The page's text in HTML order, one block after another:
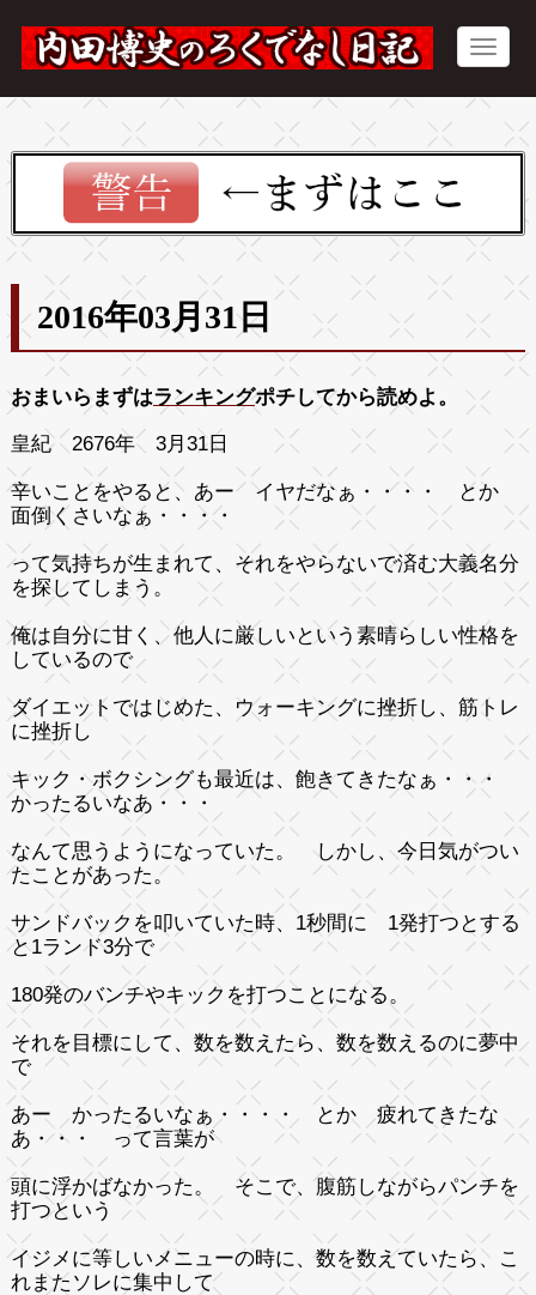
2016年03月31日
おまいらまずはランキングポチしてから読めよ。
皇紀 2676年 3月31日
辛いことをやると、あー イヤだなぁ・・・・ とか
面倒くさいなぁ・・・・
って気持ちが生まれて、それをやらないで済む大義名分
を探してしまう。
俺は自分に甘く、他人に厳しいという素晴らしい性格を
しているので
ダイエットではじめた、ウォーキングに挫折し、筋トレ
に挫折し
キック・ボクシングも最近は、飽きてきたなぁ・・・
かったるいなあ・・・
なんて思うようになっていた。 しかし、今日気がつい
たことがあった。
サンドバックを叩いていた時、1秒間に 1発打つとする
と1ランド3分で
180発のバンチやキックを打つことになる。
それを目標にして、数を数えたら、数を数えるのに夢中
で
あー かったるいなぁ・・・・ とか 疲れてきたな
あ・・・ って言葉が
頭に浮かばなかった。 そこで、腹筋しながらパンチを
打つという
イジメに等しいメニューの時に、数を数えていたら、こ
れまたソレに集中して